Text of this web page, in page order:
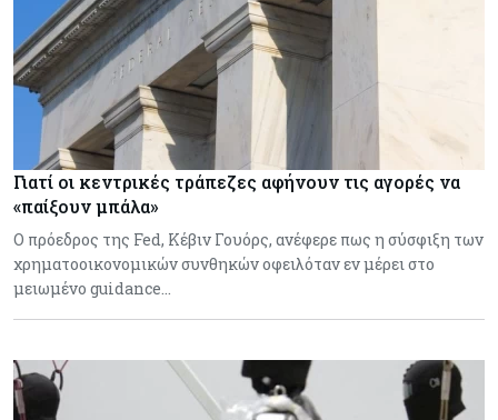
Γιατί οι κεντρικές τράπεζες αφήνουν τις αγορές να
«παίξουν μπάλα»
Ο πρόεδρος της Fed, Κέβιν Γουόρς, ανέφερε πως η σύσφιξη των
χρηματοοικονομικών συνθηκών οφειλόταν εν μέρει στο
μειωμένο guidance…